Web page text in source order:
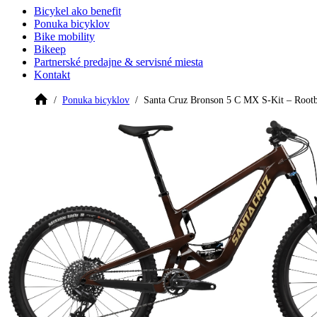
Bicykel ako benefit
Ponuka bicyklov
Bike mobility
Bikeep
Partnerské predajne & servisné miesta
Kontakt
Ponuka bicyklov Santa Cruz Bronson 5 C MX S-Kit –